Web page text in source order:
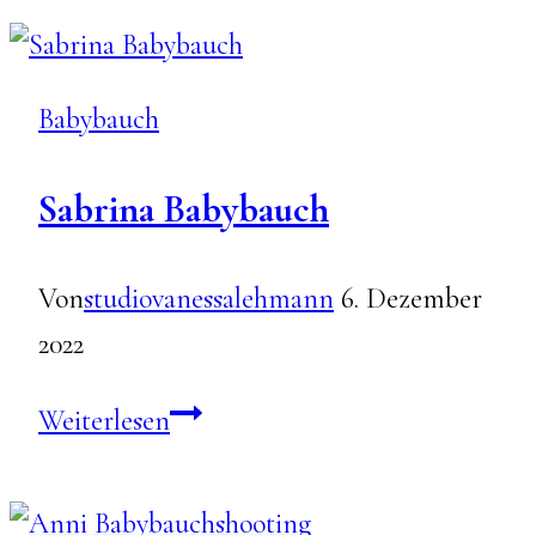
Babybauch
Sabrina Babybauch
Vonstudiovanessalehmann 6. Dezember
2022
WeiterlesenSabrina